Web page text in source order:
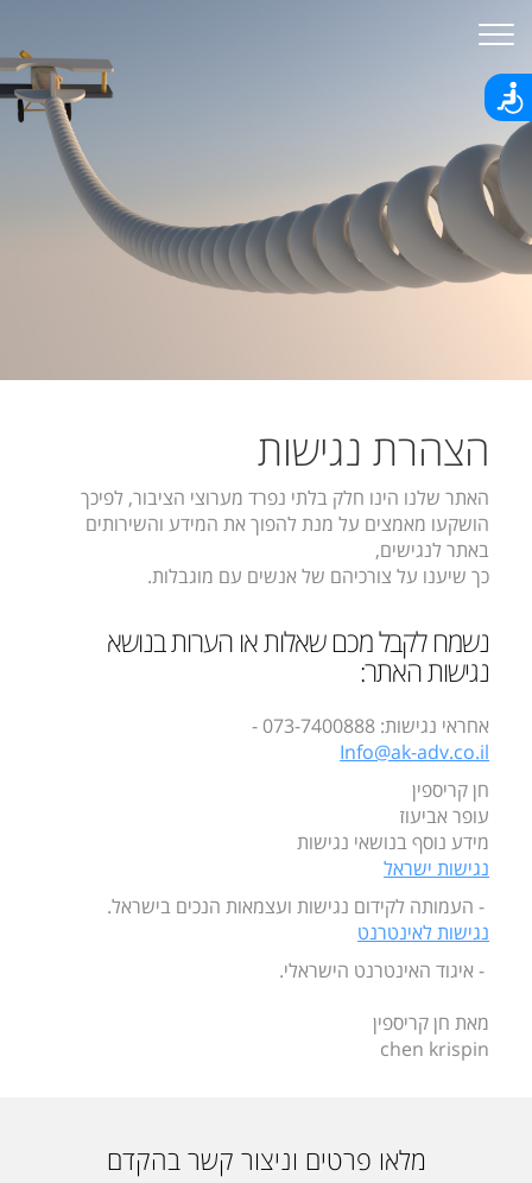
הצהרת נגישות
האתר שלנו הינו חלק בלתי נפרד מערוצי הציבור, לפיכך
הושקעו מאמצים על מנת להפוך את המידע והשירותים
באתר לנגישים,
כך שיענו על צורכיהם של אנשים עם מוגבלות.
נשמח לקבל מכם שאלות או הערות בנושא
נגישות האתר:
אחראי נגישות: 073-7400888 -
Info@ak-adv.co.il
חן קריספין
עופר אביעוז
מידע נוסף בנושאי נגישות
נגישות ישראל
- העמותה לקידום נגישות ועצמאות הנכים בישראל.
נגישות לאינטרנט
- איגוד האינטרנט הישראלי.
מאת חן קריספין
chen krispin
מלאו פרטים וניצור קשר בהקדם